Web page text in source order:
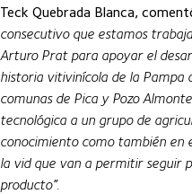
Teck Quebrada Blanca,
consecutivo que estamos
Arturo Prat para apoyar el
historia vitivinícola de la Pampa
comunas de Pica y Pozo
tecnológica a un grupo de
conocimiento como también en
la vid que van a permitir seguir
producto”.